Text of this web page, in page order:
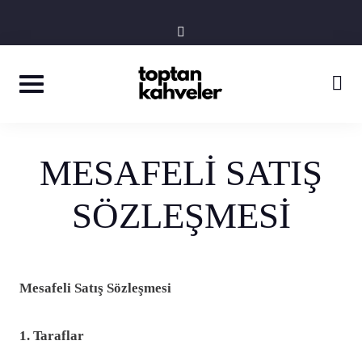
MESAFELİ SATIŞ
SÖZLEŞMESİ
Mesafeli Satış Sözleşmesi
1. Taraflar